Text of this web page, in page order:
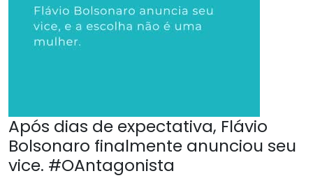
Após dias de expectativa, Flávio
Bolsonaro finalmente anunciou seu
vice. #OAntagonista